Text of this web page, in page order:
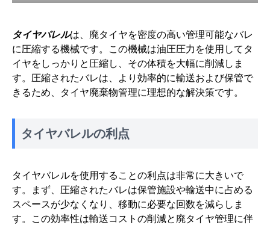
タイヤバレルは、廃タイヤを密度の高い管理可能なバレ
に圧縮する機械です。この機械は油圧圧力を使用してタ
イヤをしっかりと圧縮し、その体積を大幅に削減しま
す。圧縮されたバレは、より効率的に輸送および保管で
きるため、タイヤ廃棄物管理に理想的な解決策です。
タイヤバレルの利点
タイヤバレルを使用することの利点は非常に大きいで
す。まず、圧縮されたバレは保管施設や輸送中に占める
スペースが少なくなり、移動に必要な回数を減らしま
す。この効率性は輸送コストの削減と廃タイヤ管理に伴